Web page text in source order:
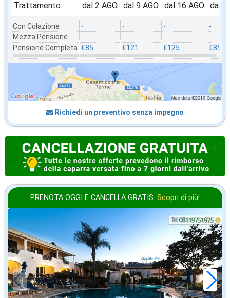
Trattamento
Con Colazione
Mezza Pensione
Pensione Completa
dal 2 AGO
-
-
€85
dal 9 AGO
-
-
€121
dal 16 AGO
-
-
€125
dal
-
-
€85
Richiedi un preventivo senza impegno
PRENOTA OGGI E CANCELLA GRATIS. Scopri di più!
in offerta da
€52,71
a notte